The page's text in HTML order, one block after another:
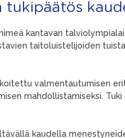
tukipäätös
kantavan
taitoluistelijoiden
valmentautumisen
mahdollistamiseksi.
kaudella